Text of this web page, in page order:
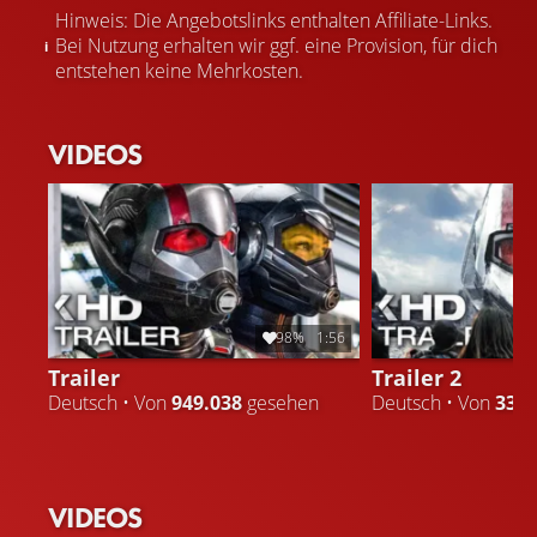
Hinweis: Die Angebotslinks enthalten Affiliate-Links.
Bei Nutzung erhalten wir ggf. eine Provision, für dich
entstehen keine Mehrkosten.
VIDEOS
98% 1:56
Trailer
Deutsch • Von949.038 gesehen
Trailer 2
Deutsch • Von
VIDEOS